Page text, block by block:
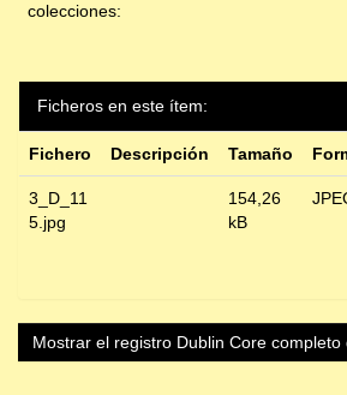
colecciones:
Ficheros en este ítem:
Fichero Descripción Tamaño
3_D_11
5.jpg
154,26
kB
Mostrar el registro Dublin Core completo